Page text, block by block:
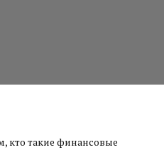
кто такие финансовые